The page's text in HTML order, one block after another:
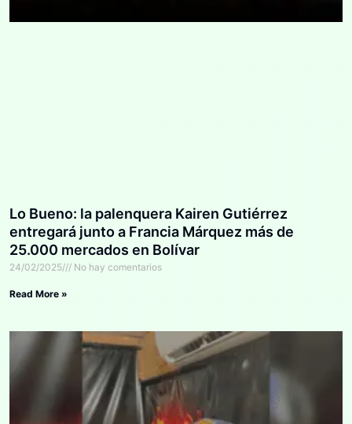
Lo Bueno: la palenquera Kairen Gutiérrez
entregará junto a Francia Márquez más de
25.000 mercados en Bolívar
24/02/2025 No hay comentarios
Read More »